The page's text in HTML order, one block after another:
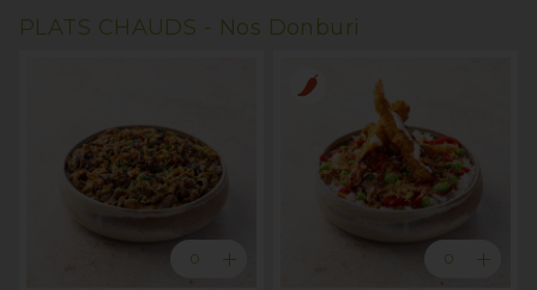
PLATS CHAUDS - Nos Donburi
0 add 0 add